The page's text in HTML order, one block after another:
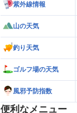
紫外線情報
山の天気
釣り天気
ゴルフ場の天気
風邪予防指数
便利なメニュー